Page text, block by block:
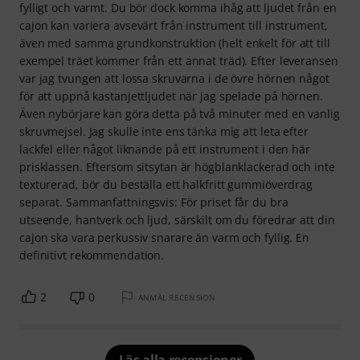
fylligt och varmt. Du bör dock komma ihåg att ljudet från en
cajon kan variera avsevärt från instrument till instrument,
även med samma grundkonstruktion (helt enkelt för att till
exempel träet kommer från ett annat träd). Efter leveransen
var jag tvungen att lossa skruvarna i de övre hörnen något
för att uppnå kastanjettljudet när jag spelade på hörnen.
Även nybörjare kan göra detta på två minuter med en vanlig
skruvmejsel. Jag skulle inte ens tänka mig att leta efter
lackfel eller något liknande på ett instrument i den här
prisklassen. Eftersom sitsytan är högblanklackerad och inte
texturerad, bör du beställa ett halkfritt gummiöverdrag
separat. Sammanfattningsvis: För priset får du bra
utseende, hantverk och ljud, särskilt om du föredrar att din
cajon ska vara perkussiv snarare än varm och fyllig. En
definitivt rekommendation.
2 0 ANMÄL RECENSION